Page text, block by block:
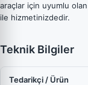
araçlar için uyumlu
ile hizmetinizdedir.
Teknik Bilgiler
Tedarikçi / Ürün